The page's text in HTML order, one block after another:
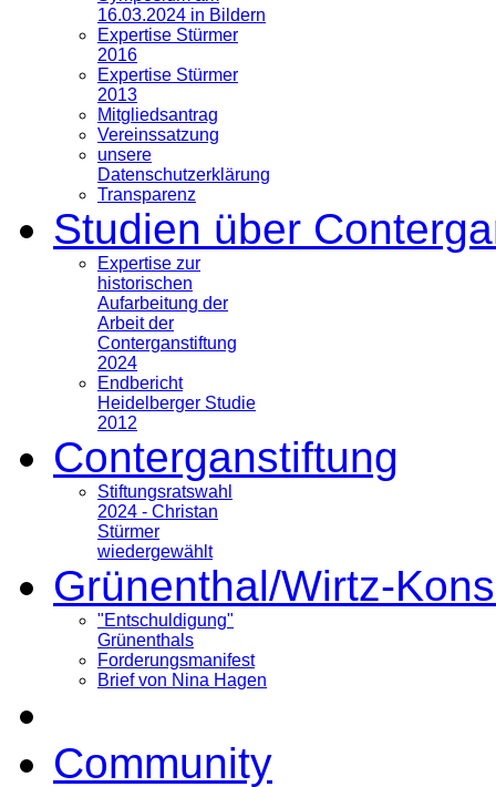
16.03.2024 in Bildern
Expertise Stürmer
2016
Expertise Stürmer
2013
Mitgliedsantrag
Vereinssatzung
unsere
Datenschutzerklärung
Transparenz
Studien über
Expertise zur
historischen
Aufarbeitung der
Arbeit der
Conterganstiftung
2024
Endbericht
Heidelberger Studie
2012
Conterganstiftung
Stiftungsratswahl
2024 - Christan
Stürmer
wiedergewählt
Grünenthal/Wirtz-
"Entschuldigung"
Grünenthals
Forderungsmanifest
Brief von Nina Hagen
Community